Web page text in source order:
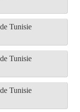
Tunisie
Tunisie
Tunisie